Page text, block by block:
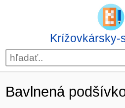
Krížovkársky-
Bavlnená